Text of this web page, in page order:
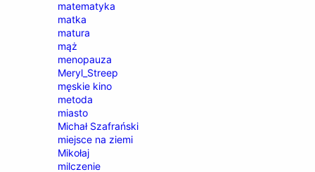
matematyka
matka
matura
mąż
menopauza
Meryl_Streep
męskie kino
metoda
miasto
Michał Szafrański
miejsce na ziemi
Mikołaj
milczenie